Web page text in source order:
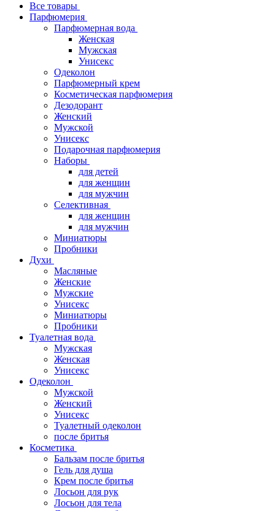
Все товары
Парфюмерия
Парфюмерная вода
Женская
Мужская
Унисекс
Одеколон
Парфюмерный крем
Косметическая парфюмерия
Дезодорант
Женский
Мужской
Унисекс
Подарочная парфюмерия
Наборы
для детей
для женщин
для мужчин
Селективная
для женщин
для мужчин
Миниатюры
Пробники
Духи
Масляные
Женские
Мужские
Унисекс
Миниатюры
Пробники
Туалетная вода
Мужская
Женская
Унисекс
Одеколон
Мужской
Женский
Унисекс
Туалетный одеколон
после бритья
Косметика
Бальзам после бритья
Гель для душа
Крем после бритья
Лосьон для рук
Лосьон для тела